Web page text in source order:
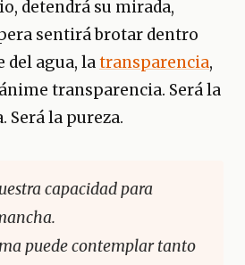
detendrá su mirada,
sentirá brotar dentro
del agua, latransparencia,
transparencia. Será la
Será la pureza.
capacidad para
puede contemplar tanto